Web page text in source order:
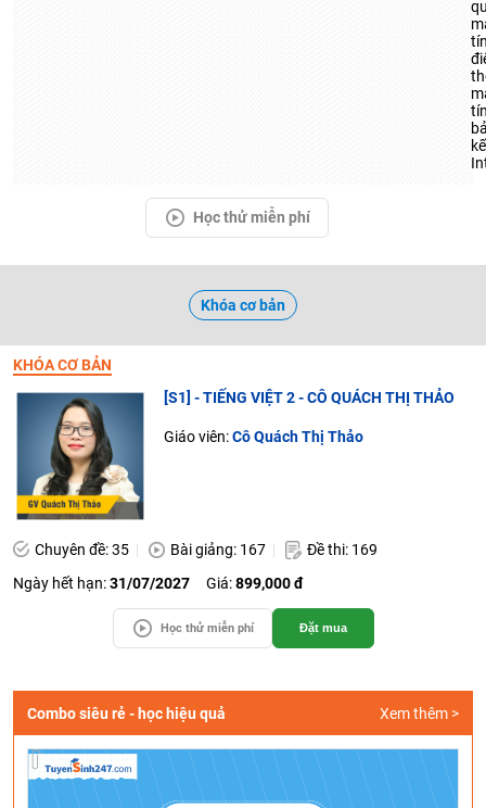
Học thử miễn phí
Khóa cơ bản
KHÓA CƠ BẢN
[S1] - TIẾNG VIỆT 2 - CÔ QUÁCH THỊ THẢO
Giáo viên:Cô Quách Thị Thảo
Chuyên đề: 35 Bài giảng: 167
Đề thi: 169
Ngày hết hạn:31/07/2027 Giá:899,000 đ
Học thử miễn phí Đặt mua
Combo siêu rẻ - học hiệu quả Xem thêm >